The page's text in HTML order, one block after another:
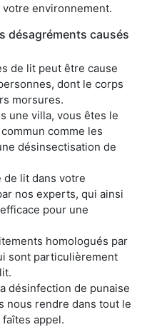
environnement.
désagréments causés
de lit peut être cause
dont le corps
morsures.
une villa, vous êtes le
comme les
désinsectisation de
de lit dans votre
nos experts, qui ainsi
pour une
homologués par
sont particulièrement
désinfection de punaise
nous rendre dans tout le
appel.